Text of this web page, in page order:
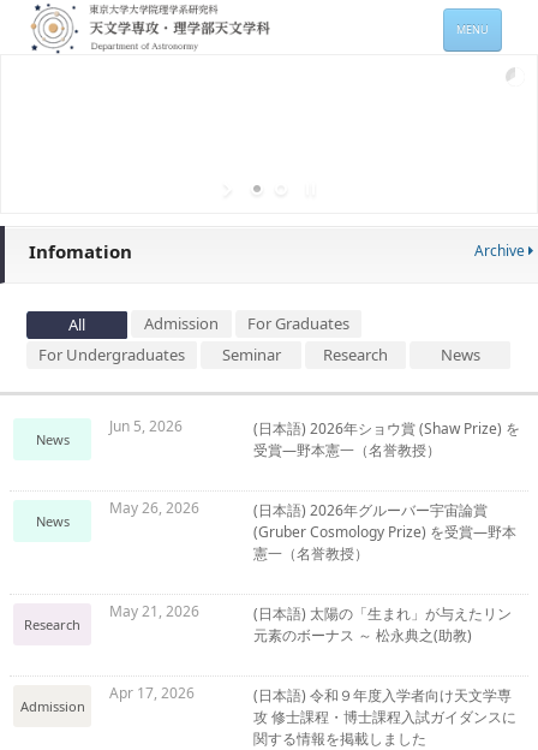
MENU
Seminars
Contacts
サイトマップ English
Infomation Archive
All Admission
For Graduates
For Undergraduates
Seminar Research News
News
Jun 5, 2026
(日本語) 2026年ショウ賞 (Shaw Prize) を
受賞―野本憲一（名誉教授）
News
May 26, 2026
(日本語) 2026年グルーバー宇宙論賞
(Gruber Cosmology Prize) を受賞―野本
憲一（名誉教授）
Research
May 21, 2026
(日本語) 太陽の「生まれ」が与えたリン
元素のボーナス ～ 松永典之(助教)
Admission
Apr 17, 2026
(日本語) 令和９年度入学者向け天文学専
攻 修士課程・博士課程入試ガイダンスに
関する情報を掲載しました